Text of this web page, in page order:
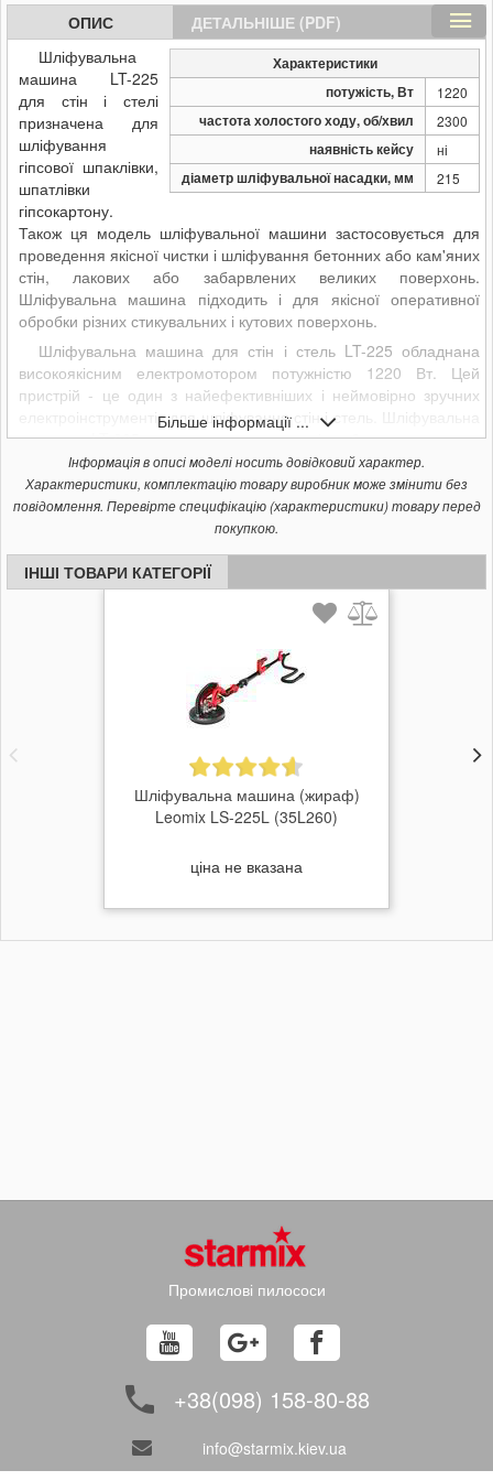
ОПИС ДЕТАЛЬНІШЕ (PDF)
Характеристики
потужість, Вт
1220
частота холостого ходу, об/хвил 2300
наявність кейсу ні
діаметр шліфувальної насадки, мм 215
Шліфувальна
машина LT-225
для стін і стелі
призначена для
шліфування
гіпсової шпаклівки,
шпатлівки
гіпсокартону.
Також ця модель шліфувальної машини застосовується для
проведення якісної чистки і шліфування бетонних або кам'яних
стін, лакових або забарвлених великих поверхонь.
Шліфувальна машина підходить і для якісної оперативної
обробки різних стикувальних і кутових поверхонь.
Шліфувальна машина для стін і стель LT-225 обладнана
високоякісним електромотором потужністю 1220 Вт. Цей
пристрій - це один з найефективніших і неймовірно зручних
електроінструментів для шліфування стін і стель. Шліфувальна
машина LT-225 має невелику вагу і габарити, що дає
можливість просто використовувати або зберігати даний
пристрій.
Більше інформації ...
Інформація в описі моделі носить довідковий характер.
Характеристики, комплектацію товару виробник може змінити без
повідомлення. Перевірте специфікацію (характеристики) товару перед
покупкою.
ІНШІ ТОВАРИ КАТЕГОРІЇ
Шліфувальна машина (жираф)
Leomix LS-225L (35L260)
ціна не вказана
Промислові пилососи
+38(098) 158-80-88
info@starmix.kiev.ua